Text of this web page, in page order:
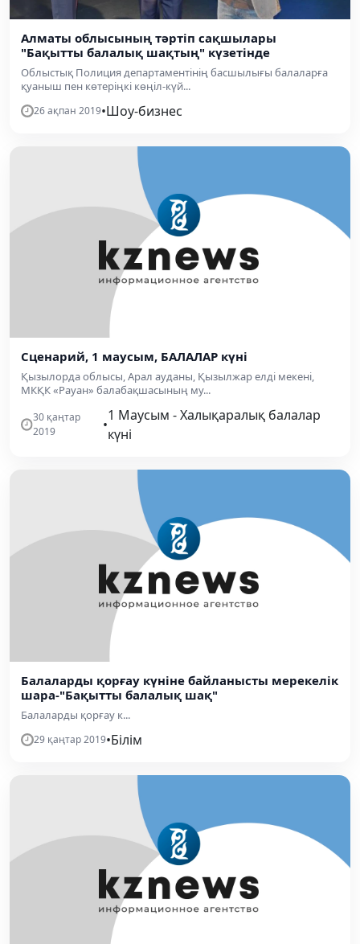
Алматы облысының тәртіп сақшылары
"Бақытты балалық шақтың" күзетінде
Облыстық Полиция департаментінің басшылығы балаларға
қуаныш пен көтеріңкі көңіл-күй...
26 ақпан 2019•Шоу-бизнес
Сценарий, 1 маусым, БАЛАЛАР күні
Қызылорда облысы, Арал ауданы, Қызылжар елді мекені,
МКҚК «Рауан» балабақшасының му...
30 қаңтар
2019
•
1 Маусым - Халықаралық балалар
күні
Балаларды қорғау күніне байланысты мерекелік
шара-"Бақытты балалық шақ"
Балаларды қорғау к...
29 қаңтар 2019•Білім